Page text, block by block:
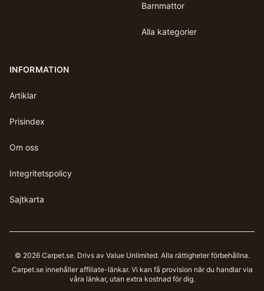
Barnmattor
Alla kategorier
INFORMATION
Artiklar
Prisindex
Om oss
Integritetspolicy
Sajtkarta
© 2026 Carpet.se. Drivs av Value Unlimited. Alla rättigheter förbehållna.
Carpet.seinnehåller affiliate-länkar. Vi kan få provision när du handlar via
våra länkar, utan extra kostnad för dig.